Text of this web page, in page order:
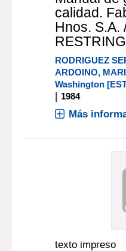
calidad.
Hnos. S.A.
RODRIGUEZ
ARDOINO,
Washington
| 1984
Más
texto impreso